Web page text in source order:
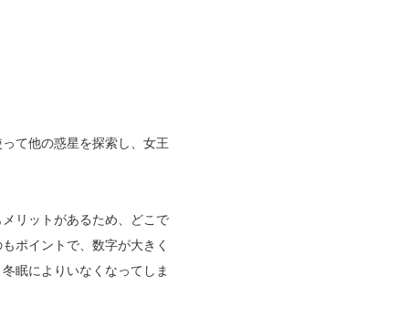
て他の惑星を探索し、女王
リットがあるため、どこで
ポイントで、数字が大きく
眠によりいなくなってしま